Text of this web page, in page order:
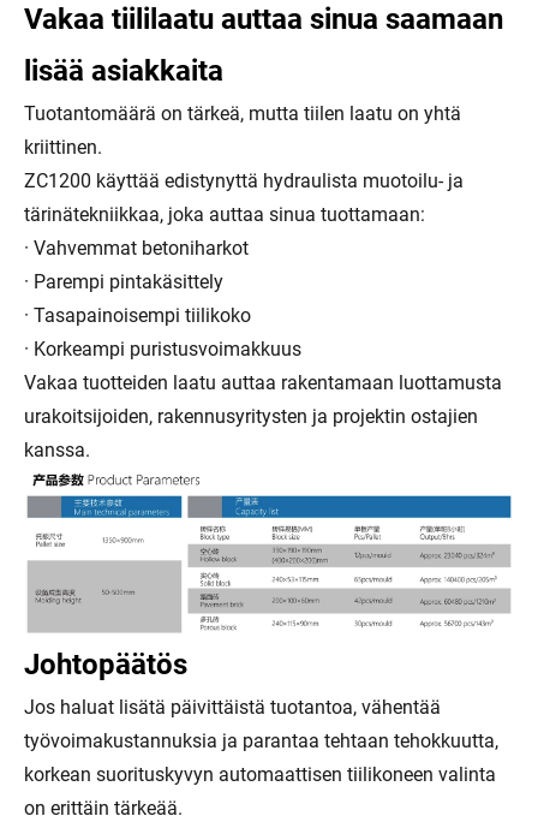
Vakaa tiililaatu auttaa sinua saamaan
lisää asiakkaita
Tuotantomäärä on tärkeä, mutta tiilen laatu on yhtä
kriittinen.
ZC1200 käyttää edistynyttä hydraulista muotoilu- ja
tärinätekniikkaa, joka auttaa sinua tuottamaan:
· Vahvemmat betoniharkot
· Parempi pintakäsittely
· Tasapainoisempi tiilikoko
· Korkeampi puristusvoimakkuus
Vakaa tuotteiden laatu auttaa rakentamaan luottamusta
urakoitsijoiden, rakennusyritysten ja projektin ostajien
kanssa.
Johtopäätös
Jos haluat lisätä päivittäistä tuotantoa, vähentää
työvoimakustannuksia ja parantaa tehtaan tehokkuutta,
korkean suorituskyvyn automaattisen tiilikoneen valinta
on erittäin tärkeää.